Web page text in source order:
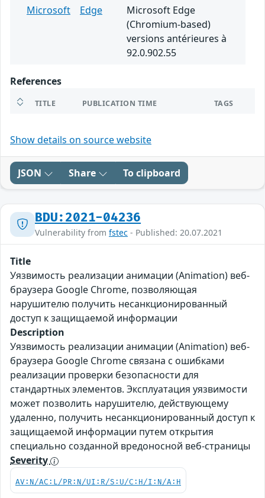
Microsoft Edge
Microsoft Edge
(Chromium-based)
versions antérieures à
92.0.902.55
References
TITLE PUBLICATION TIME TAGS
Show details on source website
JSON Share To clipboard
BDU:2021-04236
Vulnerability from fstec - Published: 20.07.2021
Title
Уязвимость реализации анимации (Animation) веб-
браузера Google Chrome, позволяющая
нарушителю получить несанкционированный
доступ к защищаемой информации
Description
Уязвимость реализации анимации (Animation) веб-
браузера Google Chrome связана с ошибками
реализации проверки безопасности для
стандартных элементов. Эксплуатация уязвимости
может позволить нарушителю, действующему
удаленно, получить несанкционированный доступ к
защищаемой информации путем открытия
специально созданной вредоносной веб-страницы
Severity
AV:N/AC:L/PR:N/UI:R/S:U/C:H/I:N/A:H